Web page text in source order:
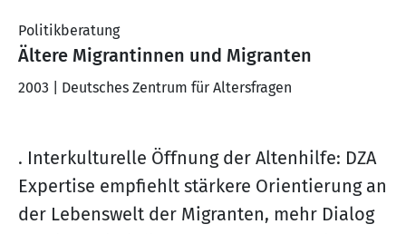
Politikberatung
Ältere Migrantinnen und Migranten
2003 | Deutsches Zentrum für Altersfragen
. Interkulturelle Öffnung der Altenhilfe: DZA
Expertise empfiehlt stärkere Orientierung an
der Lebenswelt der Migranten, mehr Dialog